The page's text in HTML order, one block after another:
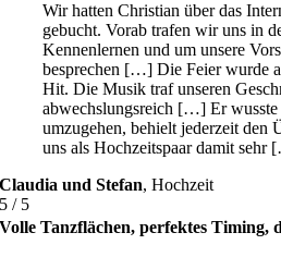
Wir hatten Christian über das
gebucht. Vorab trafen wir uns in
Kennenlernen und um unsere
besprechen […] Die Feier wurde
Hit. Die Musik traf unseren
abwechslungsreich […] Er wusste
umzugehen, behielt jederzeit den
uns als Hochzeitspaar damit sehr
Claudia und Stefan,Hochzeit
5 / 5
Volle Tanzflächen, perfektes Timing,